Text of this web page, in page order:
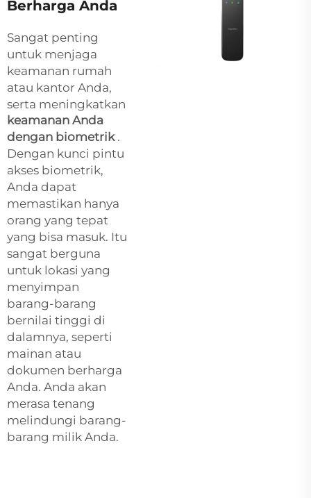
Berharga Anda
Sangat penting
untuk menjaga
keamanan rumah
atau kantor Anda,
serta meningkatkan
keamanan Anda
dengan biometrik .
Dengan kunci pintu
akses biometrik,
Anda dapat
memastikan hanya
orang yang tepat
yang bisa masuk. Itu
sangat berguna
untuk lokasi yang
menyimpan
barang-barang
bernilai tinggi di
dalamnya, seperti
mainan atau
dokumen berharga
Anda. Anda akan
merasa tenang
melindungi barang-
barang milik Anda.